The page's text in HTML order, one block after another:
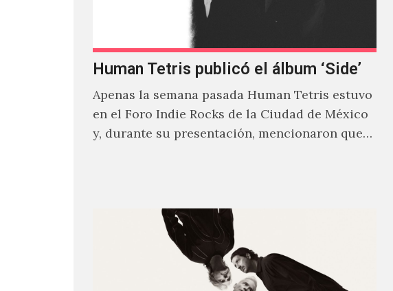
Human Tetris publicó el álbum ‘Side’
Apenas la semana pasada Human Tetris estuvo
en el Foro Indie Rocks de la Ciudad de México
y, durante su presentación, mencionaron que